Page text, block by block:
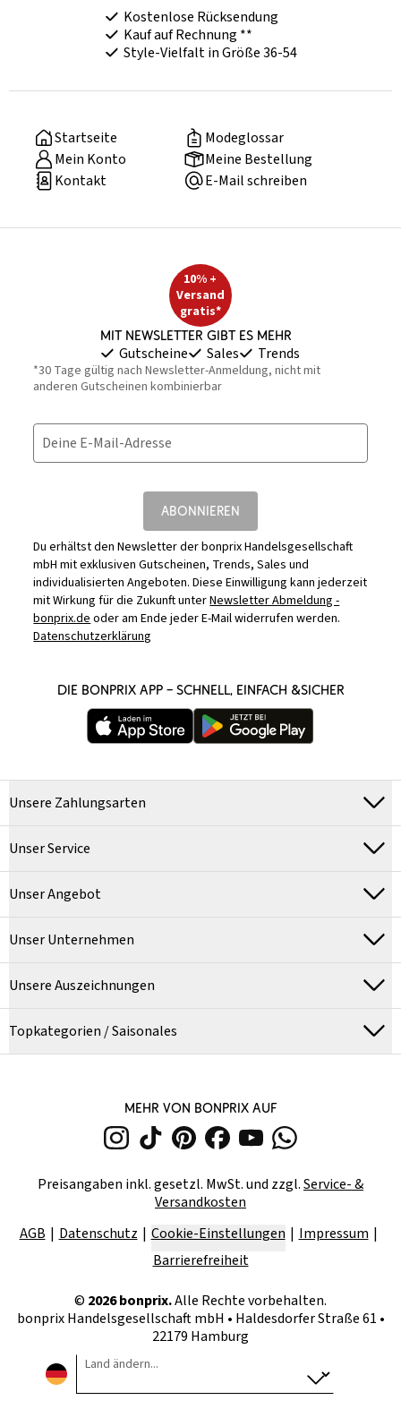
Kostenlose Rücksendung
Kauf auf Rechnung **
Style-Vielfalt in Größe 36-54
Startseite
Modeglossar
Mein Konto
Meine Bestellung
Kontakt
E-Mail schreiben
10% +
Versand
gratis*
Mit Newsletter gibt es mehr
Gutscheine Sales Trends
*30 Tage gültig nach Newsletter-Anmeldung, nicht mit
anderen Gutscheinen kombinierbar
Deine E-Mail-Adresse
ABONNIEREN
Du erhältst den Newsletter der bonprix Handelsgesellschaft
mbH mit exklusiven Gutscheinen, Trends, Sales und
individualisierten Angeboten. Diese Einwilligung kann jederzeit
mit Wirkung für die Zukunft unterNewsletter Abmeldung -
bonprix.deoder am Ende jeder E-Mail widerrufen werden.
Datenschutzerklärung
DIE BONPRIX APP – SCHNELL, EINFACH &SICHER
Unsere Zahlungsarten
Unser Service
Unser Angebot
Unser Unternehmen
Unsere Auszeichnungen
Topkategorien / Saisonales
MEHR VON BONPRIX AUF
Preisangaben inkl. gesetzl. MwSt. und zzgl.Service- &
Versandkosten
AGB
Datenschutz Cookie-Einstellungen
Impressum
Barrierefreiheit
© 2026bonprix.Alle Rechte vorbehalten.
bonprix Handelsgesellschaft mbH • Haldesdorfer Straße 61 •
22179 Hamburg
Land ändern...